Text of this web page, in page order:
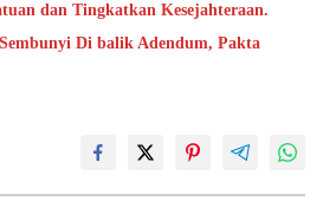
dan Tingkatkan Kesejahteraan.
Di balik Adendum, Pakta